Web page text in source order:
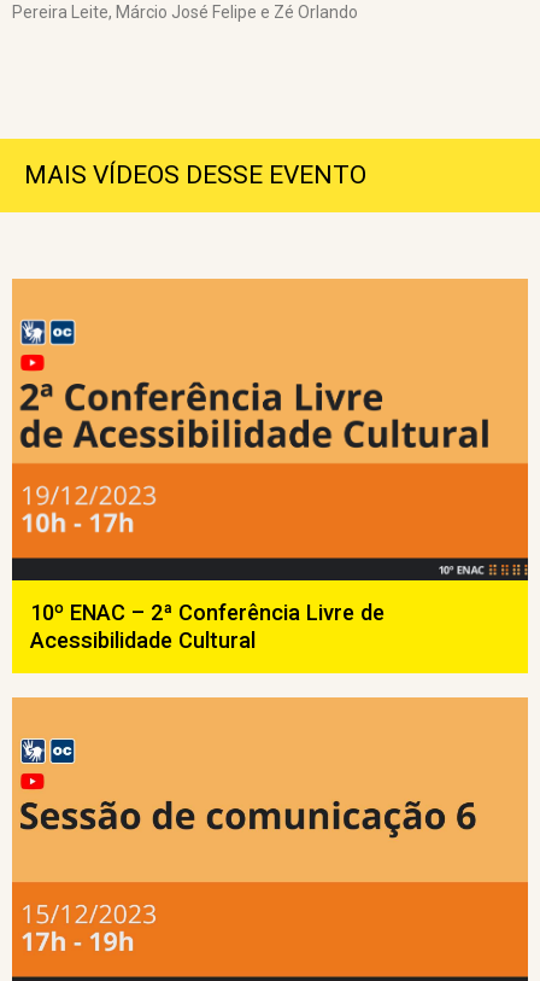
Pereira Leite, Márcio José Felipe e Zé Orlando
MAIS VÍDEOS DESSE EVENTO
10º ENAC – 2ª Conferência Livre de
Acessibilidade Cultural